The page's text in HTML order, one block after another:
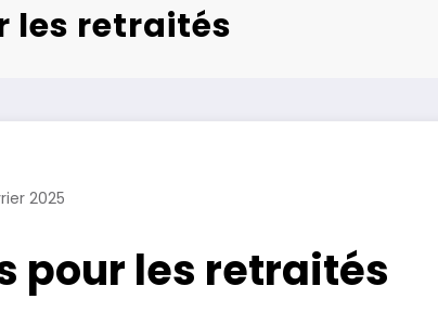
les retraités
2025
pour les retraités